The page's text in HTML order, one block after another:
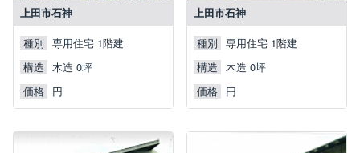
上田市石神
種別 専用住宅 1階建
構造 木造 0坪
価格 円
上田市石神
種別 専用住宅 1階建
構造 木造 0坪
価格 円